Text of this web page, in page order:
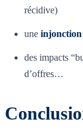
récidive)
une injonction
des impacts
d’offres…